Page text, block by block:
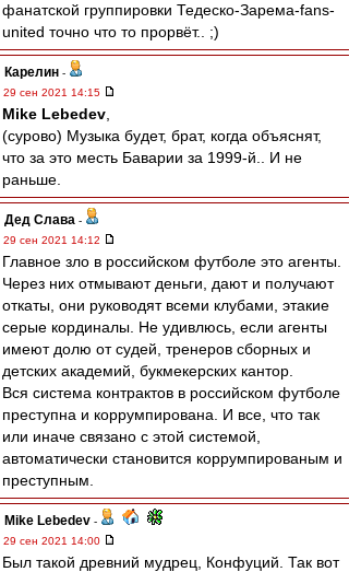
фанатской группировки Тедеско-Зарема-fans-
united точно что то прорвёт.. ;)
Карелин -
29 сен 2021 14:15
Mike Lebedev
(сурово) Музыка будет, брат, когда объяснят,
что за это месть Баварии за 1999-й.. И не
раньше.
Дед Слава -
29 сен 2021 14:12
Главное зло в российском футболе это агенты.
Через них отмывают деньги, дают и получают
откаты, они руководят всеми клубами, этакие
серые кординалы. Не удивлюсь, если агенты
имеют долю от судей, тренеров сборных и
детских академий, букмекерских кантор.
Вся система контрактов в российском футболе
преступна и коррумпирована. И все, что так
или иначе связано с этой системой,
автоматически становится коррумпированым и
преступным.
Mike Lebedev -
29 сен 2021 14:00
Был такой древний мудрец, Конфуций. Так вот